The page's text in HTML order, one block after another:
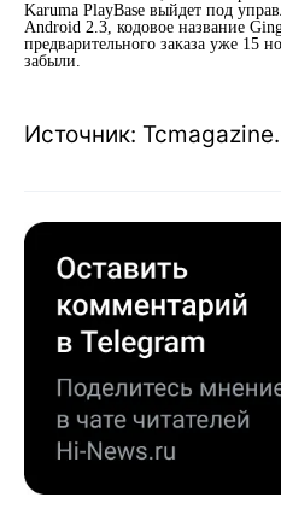
Karuma PlayBase выйдет под
Android 2.3, кодовое название
предварительного заказа уже 15
забыли.
Источник: